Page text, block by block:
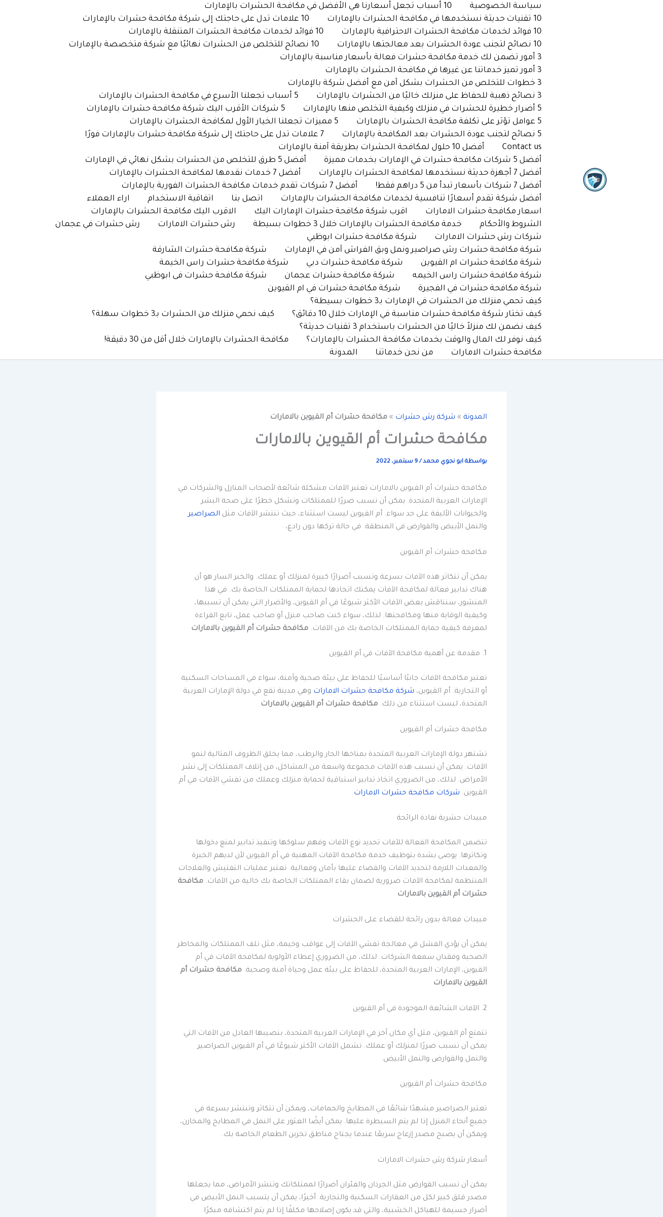
سياسة الخصوصية
10 أسباب تجعل أسعارنا هي الأفضل في مكافحة الحشرات بالإمارات
10 تقنيات حديثة نستخدمها في مكافحة الحشرات بالإمارات
10 علامات تدل على حاجتك إلى شركة مكافحة حشرات بالإمارات
10 فوائد لخدمات مكافحة الحشرات الاحترافية بالإمارات
10 فوائد لخدمات مكافحة الحشرات المتنقلة بالإمارات
10 نصائح لتجنب عودة الحشرات بعد معالجتها بالإمارات
10 نصائح للتخلص من الحشرات نهائيًا مع شركة متخصصة بالإمارات
3 أمور تضمن لك خدمة مكافحة حشرات فعالة بأسعار مناسبة بالإمارات
3 أمور تميز خدماتنا عن غيرها في مكافحة الحشرات بالإمارات
3 خطوات للتخلص من الحشرات بشكل آمن مع أفضل شركة بالإمارات
3 نصائح ذهبية للحفاظ على منزلك خاليًا من الحشرات بالإمارات
5 أسباب تجعلنا الأسرع في مكافحة الحشرات بالإمارات
5 أضرار خطيرة للحشرات في منزلك وكيفية التخلص منها بالإمارات
5 شركات الأقرب اليك شركة مكافحة حشرات بالإمارات
5 عوامل تؤثر على تكلفة مكافحة الحشرات بالإمارات
5 مميزات تجعلنا الخيار الأول لمكافحة الحشرات بالإمارات
5 نصائح لتجنب عودة الحشرات بعد المكافحة بالإمارات
7 علامات تدل على حاجتك إلى شركة مكافحة حشرات بالإمارات فورًا
Contact us
أفضل 10 حلول لمكافحة الحشرات بطريقة آمنة بالإمارات
أفضل 5 شركات مكافحة حشرات في الإمارات بخدمات مميزة
أفضل 5 طرق للتخلص من الحشرات بشكل نهائي في الإمارات
أفضل 7 أجهزة حديثة نستخدمها لمكافحة الحشرات بالإمارات
أفضل 7 خدمات نقدمها لمكافحة الحشرات بالإمارات
أفضل 7 شركات بأسعار تبدأ من 5 دراهم فقط!
أفضل 7 شركات تقدم خدمات مكافحة الحشرات الفورية بالإمارات
أفضل شركة تقدم أسعارًا تنافسية لخدمات مكافحة الحشرات بالإمارات
اتصل بنا اتفاقية الاستخدام
اراء العملاء
اسعار مكافحة حشرات الامارات
اقرب شركة مكافحة حشرات الإمارات اليك
الاقرب اليك مكافحة الحشرات بالإمارات
الشروط والأحكام
خدمة مكافحة الحشرات بالإمارات خلال 3 خطوات بسيطة رش حشرات الامارات
رش حشرات في عجمان
شركات رش حشرات الامارات
شركة مكافحة حشرات ابوظبي
شركة مكافحة حشرات رش صراصير ونمل وبق الفراش آمن في الإمارات
شركة مكافحة حشرات الشارقة
شركة مكافحة حشرات ام القيوين
شركة مكافحة حشرات دبي
شركة مكافحة حشرات راس الخيمة
شركة مكافحة حشرات راس الخيمه
شركة مكافحة حشرات عجمان
شركة مكافحة حشرات فى ابوظبي
شركة مكافحة حشرات في الفجيرة
شركة مكافحة حشرات في ام القيوين
كيف تحمي منزلك من الحشرات في الإمارات بـ3 خطوات بسيطة؟
كيف تختار شركة مكافحة حشرات مناسبة في الإمارات خلال 10 دقائق؟
كيف نحمي منزلك من الحشرات بـ3 خطوات سهلة؟
كيف نضمن لك منزلاً خاليًا من الحشرات باستخدام 3 تقنيات حديثة؟
كيف نوفر لك المال والوقت بخدمات مكافحة الحشرات بالإمارات؟
مكافحة الحشرات بالإمارات خلال أقل من 30 دقيقة!
مكافحة حشرات الامارات
من نحن خدماتنا المدونة
المدونة » شركة رش حشرات » مكافحة حشرات أم القيوين بالامارات
مكافحة حشرات أم القيوين بالامارات
بواسطة ابو نجوي محمد/9 سبتمبر، 2022
مكافحة حشرات أم القيوين بالامارات تعتبر الآفات مشكلة شائعة لأصحاب المنازل والشركات في
الإمارات العربية المتحدة. يمكن أن تسبب ضررًا للممتلكات وتشكل خطرًا على صحة البشر
والحيوانات الأليفة على حد سواء. أم القيوين ليست استثناء، حيث تنتشر الآفات مثل الصراصير
والنمل الأبيض والقوارض في المنطقة. في حالة تركها دون رادع،
مكافحة حشرات أم القيوين
يمكن أن تتكاثر هذه الآفات بسرعة وتسبب أضرارًا كبيرة لمنزلك أو عملك. والخبر السار هو أن
هناك تدابير فعالة لمكافحة الآفات يمكنك اتخاذها لحماية الممتلكات الخاصة بك. في هذا
المنشور، سنناقش بعض الآفات الأكثر شيوعًا في أم القيوين، والأضرار التي يمكن أن تسببها،
وكيفية الوقاية منها ومكافحتها. لذلك، سواء كنت صاحب منزل أو صاحب عمل، تابع القراءة
لمعرفة كيفية حماية الممتلكات الخاصة بك من الآفات. مكافحة حشرات أم القيوين بالامارات
1. مقدمة عن أهمية مكافحة الآفات في أم القيوين
تعتبر مكافحة الآفات جانبًا أساسيًا للحفاظ على بيئة صحية وآمنة، سواء في المساحات السكنية
أو التجارية. أم القيوين، شركة مكافحة حشرات الامارات وهي مدينة تقع في دولة الإمارات العربية
المتحدة، ليست استثناء من ذلك. مكافحة حشرات أم القيوين بالامارات
مكافحة حشرات أم القيوين
تشتهر دولة الإمارات العربية المتحدة بمناخها الحار والرطب، مما يخلق الظروف المثالية لنمو
الآفات. يمكن أن تسبب هذه الآفات مجموعة واسعة من المشاكل، من إتلاف الممتلكات إلى نشر
الأمراض. لذلك، من الضروري اتخاذ تدابير استباقية لحماية منزلك وعملك من تفشي الآفات في أم
القيوين. شركات مكافحة حشرات الامارات
مبيدات حشرية نفاذة الرائحة
تتضمن المكافحة الفعالة للآفات تحديد نوع الآفات وفهم سلوكها وتنفيذ تدابير لمنع دخولها
وتكاثرها. يوصى بشدة بتوظيف خدمة مكافحة الآفات المهنية في أم القيوين لأن لديهم الخبرة
والمعدات اللازمة لتحديد الآفات والقضاء عليها بأمان وفعالية. تعتبر عمليات التفتيش والعلاجات
المنتظمة لمكافحة الآفات ضرورية لضمان بقاء الممتلكات الخاصة بك خالية من الآفات. مكافحة
حشرات أم القيوين بالامارات
مبيدات فعالة بدون رائحة للقضاء على الحشرات
يمكن أن يؤدي الفشل في معالجة تفشي الآفات إلى عواقب وخيمة، مثل تلف الممتلكات والمخاطر
الصحية وفقدان سمعة الشركات. لذلك، من الضروري إعطاء الأولوية لمكافحة الآفات في أم
القيوين، الإمارات العربية المتحدة، للحفاظ على بيئة عمل وحياة آمنة وصحية. مكافحة حشرات أم
القيوين بالامارات
2. الآفات الشائعة الموجودة في أم القيوين
تتمتع أم القيوين، مثل أي مكان آخر في الإمارات العربية المتحدة، بنصيبها العادل من الآفات التي
يمكن أن تسبب ضررًا لمنزلك أو عملك. تشمل الآفات الأكثر شيوعًا في أم القيوين الصراصير
والنمل والقوارض والنمل الأبيض.
مكافحة حشرات أم القيوين
تعتبر الصراصير مشهدًا شائعًا في المطابخ والحمامات، ويمكن أن تتكاثر وتنتشر بسرعة في
جميع أنحاء المنزل إذا لم يتم السيطرة عليها. يمكن أيضًا العثور على النمل في المطابخ والمخازن،
ويمكن أن يصبح مصدر إزعاج سريعًا عندما يجتاح مناطق تخزين الطعام الخاصة بك.
أسعار شركة رش حشرات الامارات
يمكن أن تسبب القوارض مثل الجرذان والفئران أضرارًا لممتلكاتك وتنشر الأمراض، مما يجعلها
مصدر قلق كبير لكل من العقارات السكنية والتجارية. أخيرًا، يمكن أن يتسبب النمل الأبيض في
أضرار جسيمة للهياكل الخشبية، والتي قد يكون إصلاحها مكلفًا إذا لم يتم اكتشافه مبكرًا.